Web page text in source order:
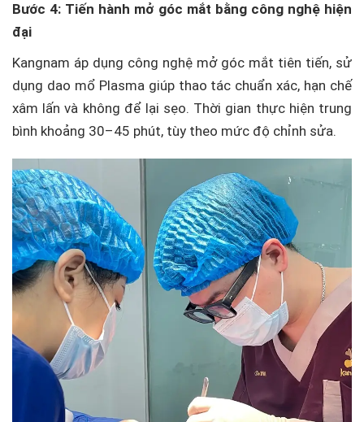
Bước 4: Tiến hành mở góc mắt bằng công nghệ hiện
đại
Kangnam áp dụng công nghệ mở góc mắt tiên tiến, sử
dụng dao mổ Plasma giúp thao tác chuẩn xác, hạn chế
xâm lấn và không để lại sẹo. Thời gian thực hiện trung
bình khoảng 30–45 phút, tùy theo mức độ chỉnh sửa.